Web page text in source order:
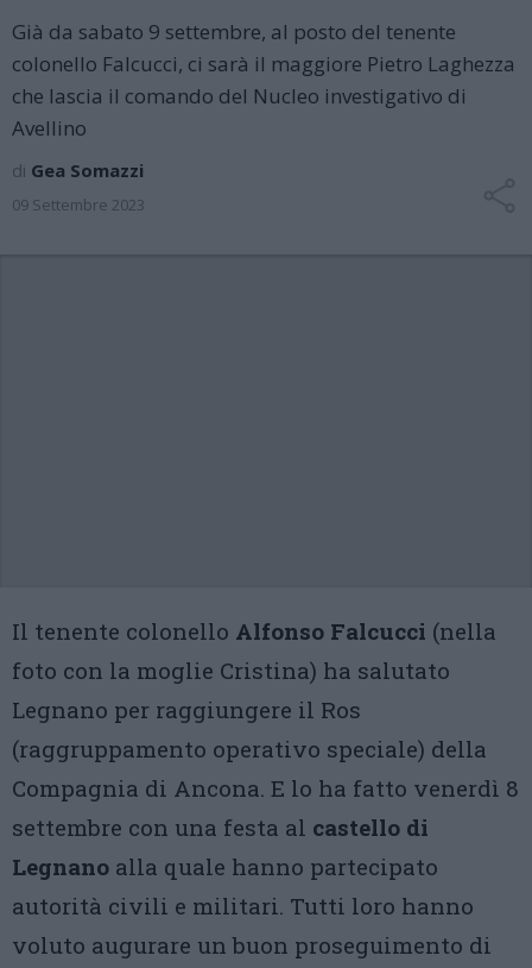
Già da sabato 9 settembre, al posto del tenente
colonello Falcucci, ci sarà il maggiore Pietro Laghezza
che lascia il comando del Nucleo investigativo di
Avellino
di Gea Somazzi
09 Settembre 2023
Il tenente colonello Alfonso Falcucci (nella
foto con la moglie Cristina) ha salutato
Legnano per raggiungere il Ros
(raggruppamento operativo speciale) della
Compagnia di Ancona. E lo ha fatto venerdì 8
settembre con una festa al castello di
Legnano alla quale hanno partecipato
autorità civili e militari. Tutti loro hanno
voluto augurare un buon proseguimento di